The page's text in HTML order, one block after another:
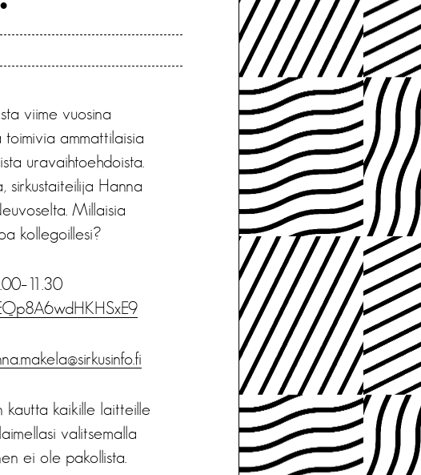
viime vuosina
ammattilaisia
uravaihtoehdoista.
sirkustaiteilija Hanna
Millaisia
kollegoillesi?
kautta kaikille laitteille
valitsemalla
ei ole pakollista.